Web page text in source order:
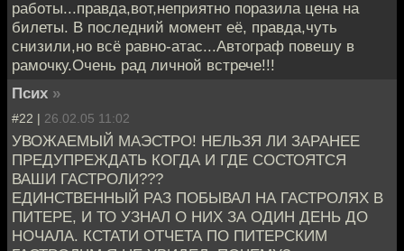
работы...правда,вот,неприятно поразила цена на
билеты. В последний момент её, правда,чуть
снизили,но всё равно-атас...Автограф повешу в
рамочку.Очень рад личной встрече!!!
Псих »
#22 | 26.02.05 11:02
УВОЖАЕМЫЙ МАЭСТРО! НЕЛЬЗЯ ЛИ ЗАРАНЕЕ
ПРЕДУПРЕЖДАТЬ КОГДА И ГДЕ СОСТОЯТСЯ
ВАШИ ГАСТРОЛИ???
ЕДИНСТВЕННЫЙ РАЗ ПОБЫВАЛ НА ГАСТРОЛЯХ В
ПИТЕРЕ, И ТО УЗНАЛ О НИХ ЗА ОДИН ДЕНЬ ДО
НОЧАЛА. КСТАТИ ОТЧЕТА ПО ПИТЕРСКИМ